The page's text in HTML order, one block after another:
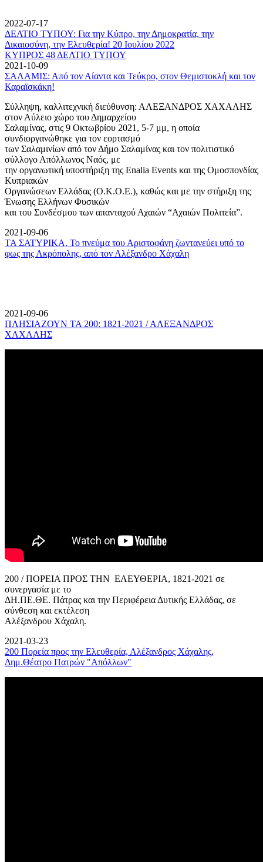
2022-07-17
ΔΕΛΤΙΟ ΤΥΠΟΥ: Για την Κύπρο, την Δημοκρατία, την
Δικαιοσύνη, την Ελευθερία! 20 Ιουλίου 2022
ΚΥΠΡΟΣ 48 ΔΕΛΤΙΟ ΤΥΠΟΥ
2021-10-09
ΣΑΛΑΜΙΣ: Από τον Αίαντα και Τεύκρο, στον Θεμιστοκλή και τον
Καραϊσκάκη!
Σύλληψη, καλλιτεχνική διεύθυνση: ΑΛΕΞΑΝΔΡΟΣ ΧΑΧΑΛΗΣ
στον Αύλειο χώρο του Δημαρχείου
Σαλαμίνας, στις 9 Οκτωβρίου 2021, 5-7 μμ, η οποία
συνδιοργανώθηκε για τον εορτασμό
των Σαλαμινίων από τον Δήμο Σαλαμίνας και τον πολιτιστικό
σύλλογο Απόλλωνος Ναός, με
την οργανωτική υποστήριξη της Enalia Events και της Ομοσπονδίας
Κυπριακών
Οργανώσεων Ελλάδας (Ο.Κ.Ο.Ε.), καθώς και με την στήριξη της
Ένωσης Ελλήνων Φυσικών
και του Συνδέσμου των απανταχού Αχαιών “Αχαιών Πολιτεία”.
2021-09-06
ΤΑ ΣΑΤΥΡΙΚΑ, Το πνεύμα του Αριστοφάνη ζωντανεύει υπό το
φως της Ακρόπολης, από τον Αλέξανδρο Χάχαλη
2021-09-06
ΠΛΗΣΙΑΖΟΥΝ ΤΑ 200: 1821-2021 / ΑΛΕΞΑΝΔΡΟΣ
ΧΑΧΑΛΗΣ
200 / ΠΟΡΕΙΑ ΠΡΟΣ ΤΗΝ ΕΛΕΥΘΕΡΙΑ, 1821-2021 σε
συνεργασία με το
ΔΗ.ΠΕ.ΘΕ. Πάτρας και την Περιφέρεια Δυτικής Ελλάδας, σε
σύνθεση και εκτέλεση
Αλέξανδρου Χάχαλη.
2021-03-23
200 Πορεία προς την Ελευθερία, Αλέξανδρος Χάχαλης,
Δημ.Θέατρο Πατρών "Απόλλων"